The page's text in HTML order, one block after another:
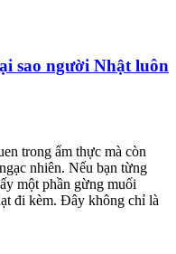
sao người Nhật luôn
trong ẩm thực mà còn
nhiên. Nếu bạn từng
một phần gừng muối
đi kèm. Đây không chỉ là